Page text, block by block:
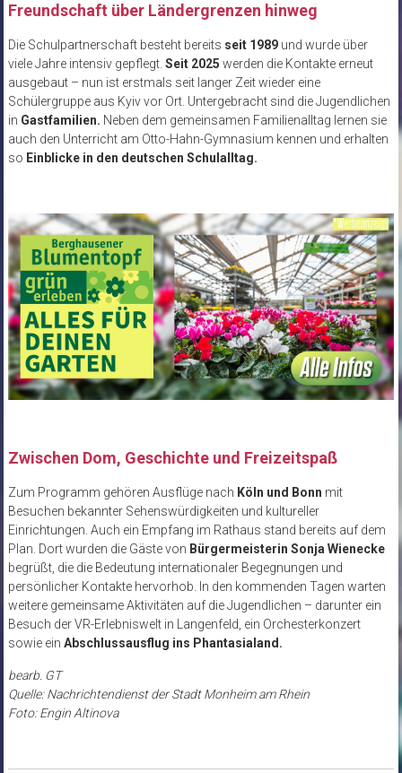
Freundschaft über Ländergrenzen hinweg
Die Schulpartnerschaft besteht bereits seit 1989und wurde über
viele Jahre intensiv gepflegt. Seit 2025 werden die Kontakte erneut
ausgebaut – nun ist erstmals seit langer Zeit wieder eine
Schülergruppe aus Kyiv vor Ort. Untergebracht sind die Jugendlichen
in Gastfamilien. Neben dem gemeinsamen Familienalltag lernen sie
auch den Unterricht am Otto-Hahn-Gymnasium kennen und erhalten
so Einblicke in den deutschen Schulalltag.
Zwischen Dom, Geschichte und Freizeitspaß
Zum Programm gehören Ausflüge nach Köln und Bonn mit
Besuchen bekannter Sehenswürdigkeiten und kultureller
Einrichtungen. Auch ein Empfang im Rathaus stand bereits auf dem
Plan. Dort wurden die Gäste von Bürgermeisterin Sonja Wienecke
begrüßt, die die Bedeutung internationaler Begegnungen und
persönlicher Kontakte hervorhob. In den kommenden Tagen warten
weitere gemeinsame Aktivitäten auf die Jugendlichen – darunter ein
Besuch der VR-Erlebniswelt in Langenfeld, ein Orchesterkonzert
sowie ein Abschlussausflug ins Phantasialand.
bearb. GT
Quelle: Nachrichtendienst der Stadt Monheim am Rhein
Foto: Engin Altinova